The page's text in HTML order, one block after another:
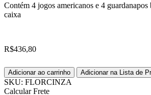
Contém 4 jogos americanos e 4 guardanapos
caixa
R$436,80
Adicionar ao carrinho Adicionar na Lista de
SKU: FLORCINZA
Calcular Frete